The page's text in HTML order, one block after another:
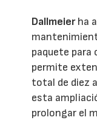
Dallmeierha
paquete para
permite
total de diez
esta
prolongar el